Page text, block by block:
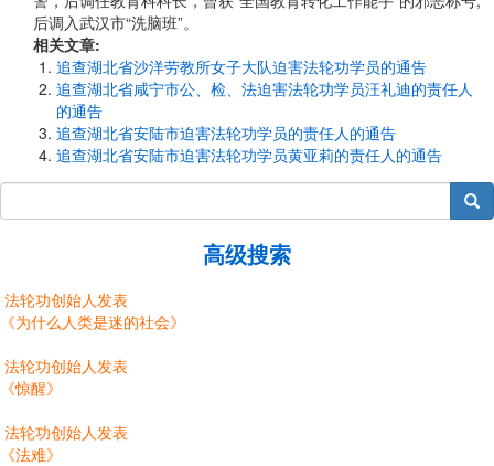
后调入武汉市“洗脑班”。
相关文章:
追查湖北省沙洋劳教所女子大队迫害法轮功学员的通告
追查湖北省咸宁市公、检、法迫害法轮功学员汪礼迪的责任人
的通告
追查湖北省安陆市迫害法轮功学员的责任人的通告
追查湖北省安陆市迫害法轮功学员黄亚莉的责任人的通告
搜索
高级搜索
法轮功创始人发表
《为什么人类是迷的社会》
法轮功创始人发表
《惊醒》
法轮功创始人发表
《法难》